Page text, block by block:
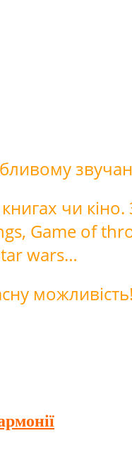
чи
Game of
wars…
можливість!